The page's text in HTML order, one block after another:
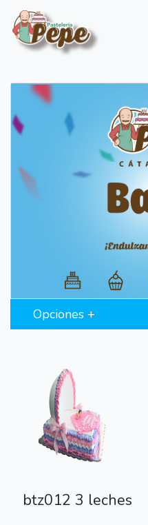
Opciones +
btz012 3 leches